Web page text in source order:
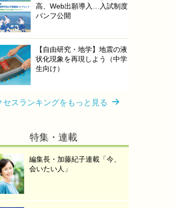
高、Web出願導入…入試制度
パンフ公開
【自由研究・地学】地震の液
状化現象を再現しよう（中学
生向け）
セスランキングをもっと見る
特集・連載
編集長・加藤紀子連載「今、
会いたい人」